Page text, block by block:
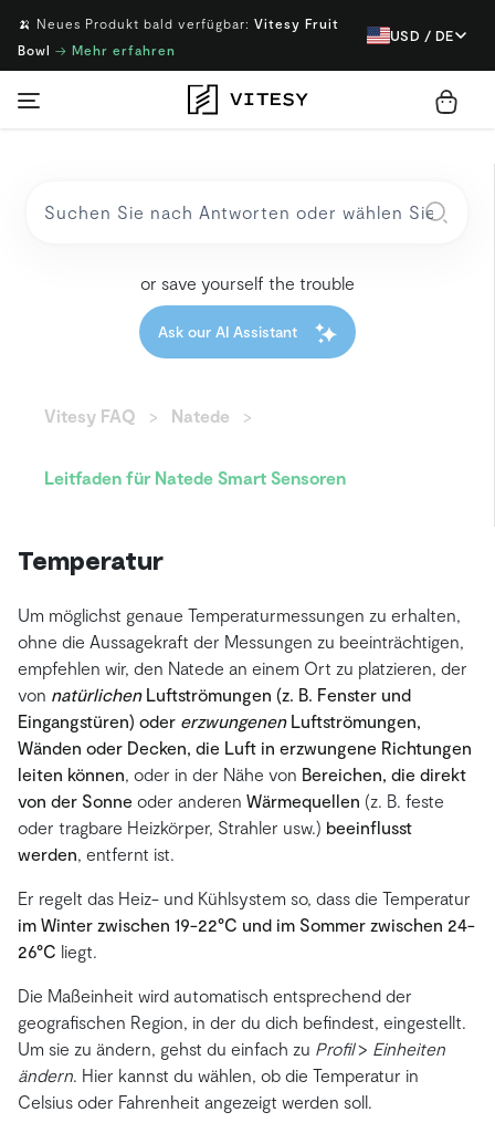
🍌 Neues Produkt bald verfügbar: Vitesy Fruit
Bowl → Mehr erfahren
USD / DE
or save yourself the trouble
Ask our AI Assistant
Vitesy FAQ Natede
Leitfaden für Natede Smart Sensoren
Temperatur
Um möglichst genaue Temperaturmessungen zu erhalten,
ohne die Aussagekraft der Messungen zu beeinträchtigen,
empfehlen wir, den Natede an einem Ort zu platzieren, der
von natürlichenLuftströmungen (z. B. Fenster und
Eingangstüren) oder erzwungenenLuftströmungen,
Wänden oder Decken, die Luft in erzwungene Richtungen
leiten können, oder in der Nähe von Bereichen, die direkt
von der Sonne oder anderen Wärmequellen (z. B. feste
oder tragbare Heizkörper, Strahler usw.) beeinflusst
werden, entfernt ist.
Er regelt das Heiz- und Kühlsystem so, dass die Temperatur
im Winter zwischen 19-22°C und im Sommer zwischen 24-
26°C liegt.
Die Maßeinheit wird automatisch entsprechend der
geografischen Region, in der du dich befindest, eingestellt.
Um sie zu ändern, gehst du einfach zu Profil> Einheiten
ändern. Hier kannst du wählen, ob die Temperatur in
Celsius oder Fahrenheit angezeigt werden soll.